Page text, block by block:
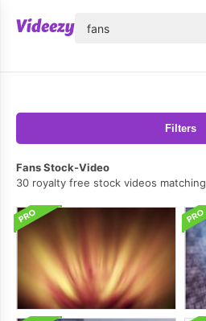
Filters
Fans Stock-Video
30 royalty free stock videos matching